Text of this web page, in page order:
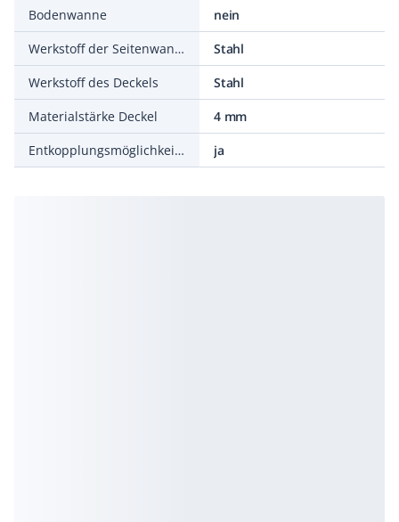
Bodenwanne
nein
Werkstoff der Seitenwand/Bodenwanne
Stahl
Werkstoff des Deckels
Stahl
Materialstärke Deckel
4 mm
Entkopplungsmöglichkeit Unterteil vom Baukörper
ja